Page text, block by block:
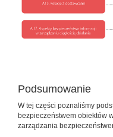
Podsumowanie
W tej części poznaliśmy
bezpieczeństwem obiektów
zarządzania